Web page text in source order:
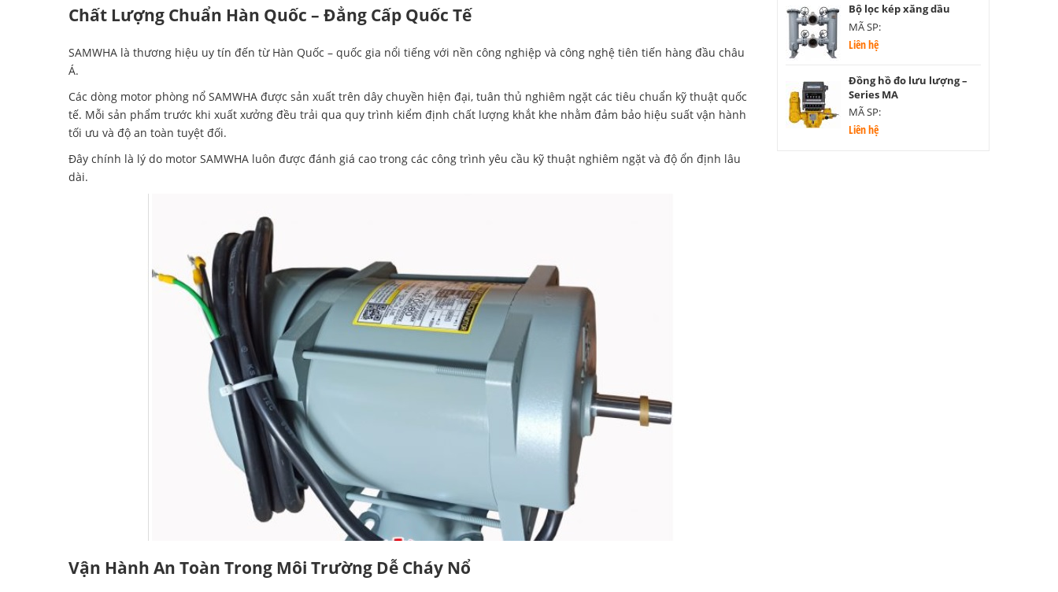
Chất Lượng Chuẩn Hàn Quốc – Đẳng Cấp Quốc Tế
SAMWHA là thương hiệu uy tín đến từ Hàn Quốc – quốc gia nổi tiếng với nền công nghiệp và công nghệ tiên tiến hàng đầu châu
Á.
Các dòng motor phòng nổ SAMWHA được sản xuất trên dây chuyền hiện đại, tuân thủ nghiêm ngặt các tiêu chuẩn kỹ thuật quốc
tế. Mỗi sản phẩm trước khi xuất xưởng đều trải qua quy trình kiểm định chất lượng khắt khe nhằm đảm bảo hiệu suất vận hành
tối ưu và độ an toàn tuyệt đối.
Đây chính là lý do motor SAMWHA luôn được đánh giá cao trong các công trình yêu cầu kỹ thuật nghiêm ngặt và độ ổn định lâu
dài.
Vận Hành An Toàn Trong Môi Trường Dễ Cháy Nổ
Bộ lọc kép xăng dầu
MÃ SP:
Liên hệ
Đồng hồ đo lưu lượng –
Series MA
MÃ SP:
Liên hệ